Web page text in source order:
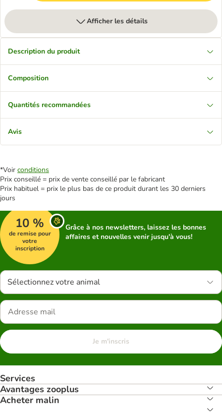
Afficher les détails
Description du produit
Composition
Quantités recommandées
Avis
*Voir conditions
Prix conseillé = prix de vente conseillé par le fabricant
Prix habituel = prix le plus bas de ce produit durant les 30 derniers
jours
10 %
de remise pour
votre
inscription
Grâce à nos newsletters, laissez les bonnes
affaires et nouvelles venir jusqu'à vous!
Sélectionnez votre animal
Je m'inscris
Services
Avantages zooplus
Acheter malin